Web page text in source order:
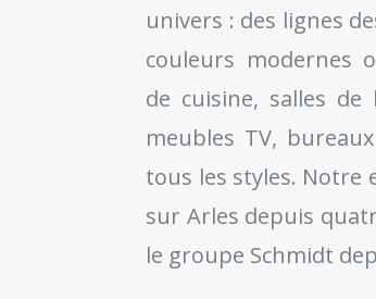
univers : des lignes
couleurs modernes
de cuisine, salles de
meubles TV,
tous les styles. Notre
sur Arles depuis
le groupe Schmidt